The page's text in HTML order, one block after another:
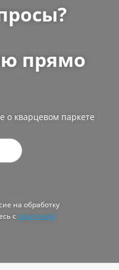
прямо
о кварцевом паркете
на обработку
с политикой